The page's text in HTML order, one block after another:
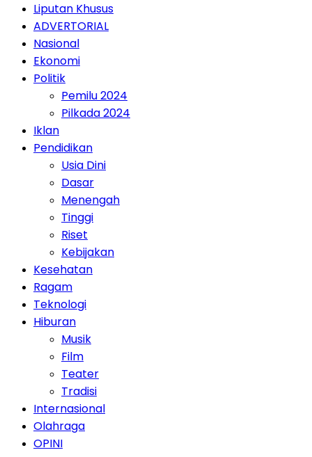
Liputan Khusus
ADVERTORIAL
Nasional
Ekonomi
Politik
Pemilu 2024
Pilkada 2024
Iklan
Pendidikan
Usia Dini
Dasar
Menengah
Tinggi
Riset
Kebijakan
Kesehatan
Ragam
Teknologi
Hiburan
Musik
Film
Teater
Tradisi
Internasional
Olahraga
OPINI